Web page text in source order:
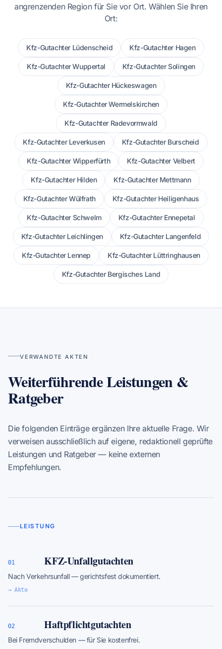
angrenzenden Region für Sie vor Ort. Wählen Sie Ihren
Ort:
Kfz-Gutachter Lüdenscheid Kfz-Gutachter Hagen
Kfz-Gutachter Wuppertal Kfz-Gutachter Solingen
Kfz-Gutachter Hückeswagen
Kfz-Gutachter Wermelskirchen
Kfz-Gutachter Radevormwald
Kfz-Gutachter Leverkusen Kfz-Gutachter Burscheid
Kfz-Gutachter Wipperfürth Kfz-Gutachter Velbert
Kfz-Gutachter Hilden Kfz-Gutachter Mettmann
Kfz-Gutachter Wülfrath Kfz-Gutachter Heiligenhaus
Kfz-Gutachter Schwelm Kfz-Gutachter Ennepetal
Kfz-Gutachter Leichlingen Kfz-Gutachter Langenfeld
Kfz-Gutachter Lennep Kfz-Gutachter Lüttringhausen
Kfz-Gutachter Bergisches Land
VERWANDTE AKTEN
Weiterführende Leistungen &
Ratgeber
Die folgenden Einträge ergänzen Ihre aktuelle Frage. Wir
verweisen ausschließlich auf eigene, redaktionell geprüfte
Leistungen und Ratgeber — keine externen
Empfehlungen.
LEISTUNG
01 KFZ-Unfallgutachten
Nach Verkehrsunfall — gerichtsfest dokumentiert.
→ Akte
02 Haftpflichtgutachten
Bei Fremdverschulden — für Sie kostenfrei.